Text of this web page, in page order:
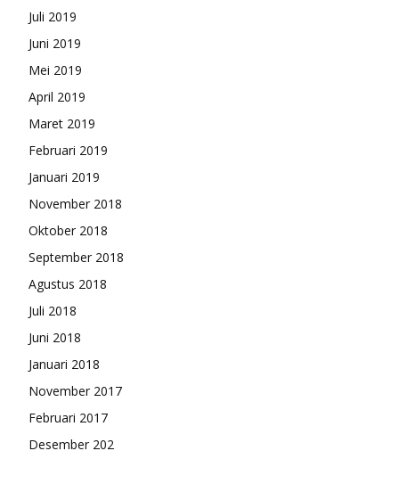
Juli 2019
Juni 2019
Mei 2019
April 2019
Maret 2019
Februari 2019
Januari 2019
November 2018
Oktober 2018
September 2018
Agustus 2018
Juli 2018
Juni 2018
Januari 2018
November 2017
Februari 2017
Desember 202